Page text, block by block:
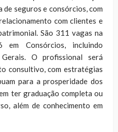
seguros e consórcios, com
com clientes e
São 311 vagas na
Consórcios, incluindo
O profissional será
consultivo, com estratégias
para a prosperidade dos
ter graduação completa ou
além de conhecimento em